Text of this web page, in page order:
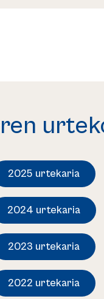
2025 urtekaria
2024 urtekaria
2023 urtekaria
2022 urtekaria